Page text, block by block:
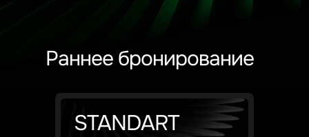
Раннее бронирование
STANDART